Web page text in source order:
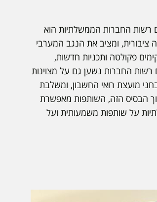
רשות החברות הממשלתיות הוא
ציבורית, ומציב את הנגב המערבי
פקולטה ותכניות חדשות,
החברות נשען גם על מצוינות
מועצת רואי החשבון, ומשלבת
הבסיס הזה, השותפות מאפשרת
על שותפות משמעותית ועל